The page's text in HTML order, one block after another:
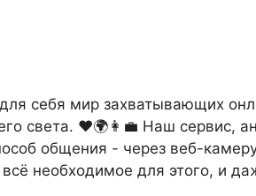
себя мир захватывающих
света. ❤️🌍👩‍💼 Наш сервис,
общения - через веб-
необходимое для этого, и